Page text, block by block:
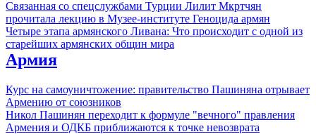
Связанная со спецслужбами Турции Лилит Мкртчян
прочитала лекцию в Музее-институте Геноцида армян
Четыре этапа армянского Ливана: Что происходит с одной из
старейших армянских общин мира
Армия
Курс на самоуничтожение: правительство Пашиняна отрывает
Армению от союзников
Никол Пашинян переходит к формуле "вечного" правления
Армения и ОДКБ приближаются к точке невозврата